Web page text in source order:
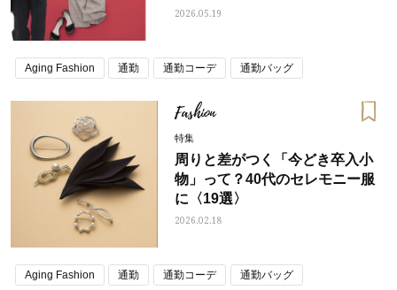
2026.05.19
Aging Fashion 通勤 通勤コーデ 通勤バッグ
Fashion
特集
周りと差がつく「今どき卒入小
物」って？40代のセレモニー服
に〈19選〉
2026.02.18
Aging Fashion 通勤 通勤コーデ 通勤バッグ